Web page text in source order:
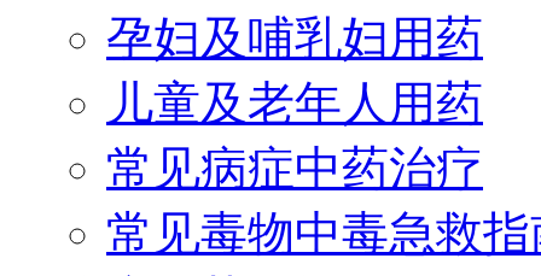
孕妇及哺乳妇用药
儿童及老年人用药
常见病症中药治疗
常见毒物中毒急救指